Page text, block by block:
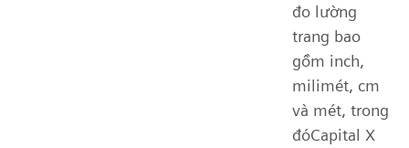
đo lường
trang bao
gồm inch,
milimét, cm
và mét, trong
đóCapital X